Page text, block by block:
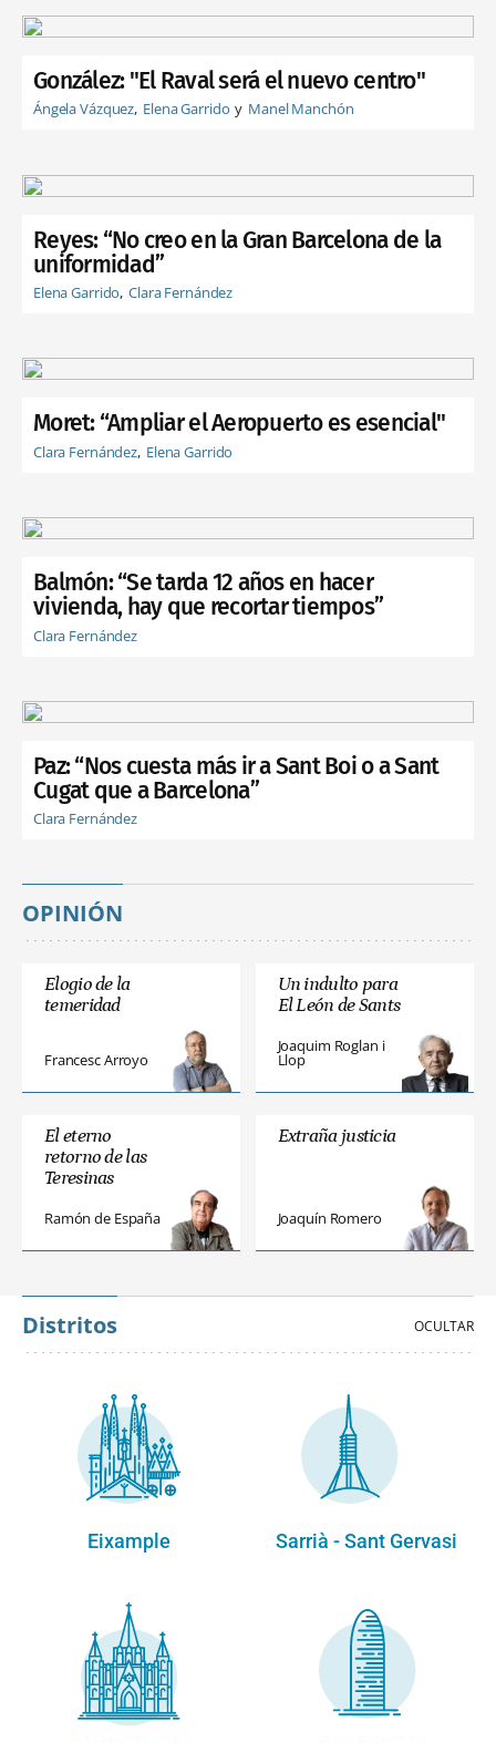
González: "El Raval será el nuevo centro"
Ángela Vázquez Elena Garrido Manel Manchón
Reyes: “No creo en la Gran Barcelona de la
uniformidad”
Elena Garrido Clara Fernández
Moret: “Ampliar el Aeropuerto es esencial"
Clara Fernández Elena Garrido
Balmón: “Se tarda 12 años en hacer
vivienda, hay que recortar tiempos”
Clara Fernández
Paz: “Nos cuesta más ir a Sant Boi o a Sant
Cugat que a Barcelona”
Clara Fernández
OPINIÓN
Elogio de la
temeridad
Francesc Arroyo
Un indulto para
El León de Sants
Joaquim Roglan i
Llop
El eterno
retorno de las
Teresinas
Ramón de España
Extraña justicia
Joaquín Romero
Distritos
Eixample Sarrià - Sant Gervasi